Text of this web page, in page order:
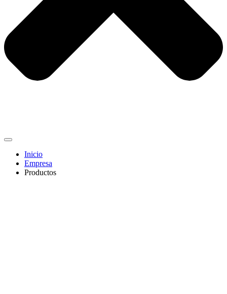
Inicio
Empresa
Productos